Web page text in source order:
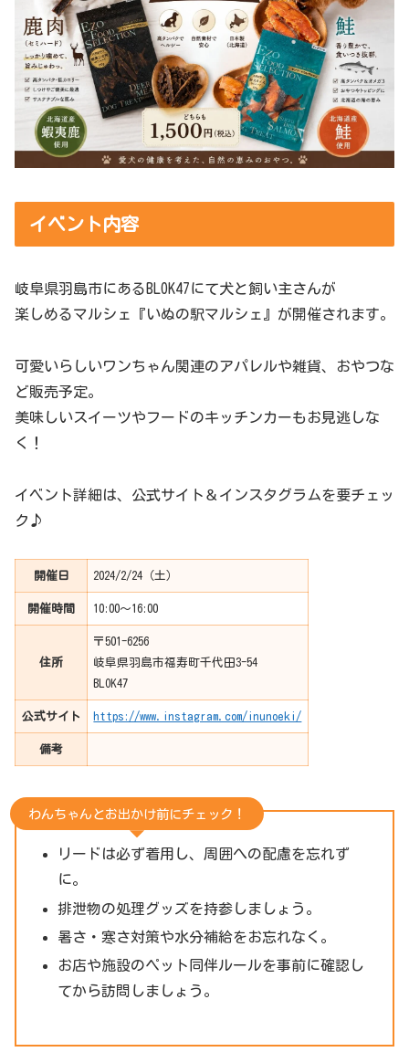
イベント内容
岐阜県羽島市にあるBLOK47にて犬と飼い主さんが
楽しめるマルシェ『いぬの駅マルシェ』が開催されます。
可愛いらしいワンちゃん関連のアパレルや雑貨、おやつな
ど販売予定。
美味しいスイーツやフードのキッチンカーもお見逃しな
く！
イベント詳細は、公式サイト＆インスタグラムを要チェッ
ク♪
開催日 2024/2/24（土）
開催時間 10:00〜16:00
住所
〒501-6256
岐阜県羽島市福寿町千代田3-54
BLOK47
公式サイト https://www.instagram.com/inunoeki/
備考
わんちゃんとお出かけ前にチェック！
リードは必ず着用し、周囲への配慮を忘れず
に。
排泄物の処理グッズを持参しましょう。
暑さ・寒さ対策や水分補給をお忘れなく。
お店や施設のペット同伴ルールを事前に確認し
てから訪問しましょう。